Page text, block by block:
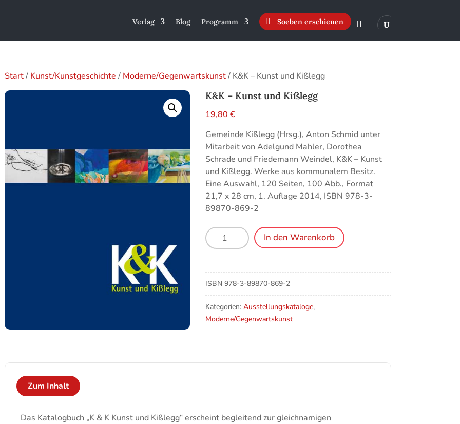
Verlag Blog Programm Soeben erschienen
Start/ Kunst/Kunstgeschichte / Moderne/Gegenwartskunst/ K&K – Kunst und Kißlegg
K&K – Kunst und Kißlegg
19,80€
Gemeinde Kißlegg (Hrsg.), Anton Schmid unter
Mitarbeit von Adelgund Mahler, Dorothea
Schrade und Friedemann Weindel, K&K – Kunst
und Kißlegg. Werke aus kommunalem Besitz.
Eine Auswahl, 120 Seiten, 100 Abb., Format
21,7 x 28 cm, 1. Auflage 2014, ISBN 978-3-
89870-869-2
K&K
–
und
Kißlegg
Menge
In den Warenkorb
ISBN978-3-89870-869-2
Kategorien:Ausstellungskataloge,
Moderne/Gegenwartskunst
Zum Inhalt
Das Katalogbuch „K & K Kunst und Kißlegg“ erscheint begleitend zur gleichnamigen